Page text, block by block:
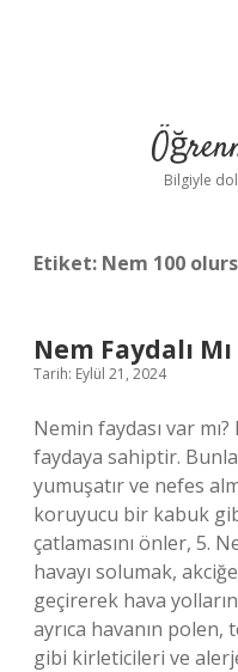
Bilgiyle
Etiket: Nem 100
Nem Faydalı Mı
Tarih: Eylül 21, 2024
Nemin faydası var
faydaya sahiptir.
yumuşatır ve nefes
koruyucu bir kabuk
çatlamasını önler, 5.
havayı solumak,
geçirerek hava
ayrıca havanın
gibi kirleticileri ve